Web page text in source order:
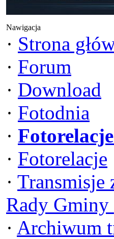
Nawigacja
· Strona
· Forum
· Download
· Fotodnia
·
· Fotorelacje
· Transmisje
Rady
· Archiwum